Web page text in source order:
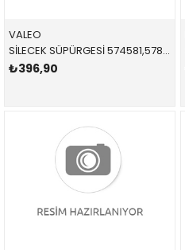
VALEO
SİLECEK SÜPÜRGESİ 574581,578563 61627356223 61627356223 F39,F48 ARKA 2018-
₺396,90